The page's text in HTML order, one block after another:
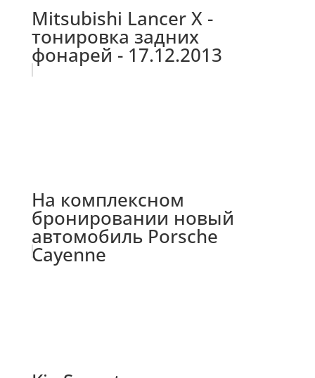
Mitsubishi Lancer X -
тонировка задних
фонарей - 17.12.2013
На комплексном
бронировании новый
автомобиль Porsche
Cayenne